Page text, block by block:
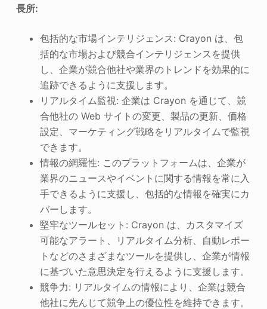
長所:
包括的な市場インテリジェンス: Crayon は、包
括的な市場および競合インテリジェンスを提供
し、企業が競合他社や業界のトレンドを効果的に
追跡できるように支援します。
リアルタイム監視: 企業は Crayon を通じて、競
合他社の Web サイトの変更、製品の更新、価格
設定、マーケティング戦略をリアルタイムで監視
できます。
情報の網羅性: このプラットフォームは、企業が
業界のニュースやイベントに関する情報を常に入
手できるように支援し、包括的な情報を確実にカ
バーします。
堅牢なツールセット: Crayon は、カスタマイズ
可能なアラート、リアルタイム分析、自動レポー
トなどのさまざまなツールを提供し、企業が情報
に基づいた意思決定を行えるように支援します。
競争力: リアルタイムの情報により、企業は競合
他社に先んじて競争上の優位性を維持できます。